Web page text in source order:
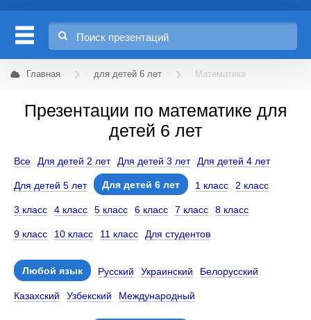
Главная для детей 6 лет Математика
Презентации по математике для
детей 6 лет
Все Для детей 2 лет Для детей 3 лет Для детей 4 лет
Для детей 5 лет Для детей 6 лет 1 класс 2 класс
3 класс 4 класс 5 класс 6 класс 7 класс 8 класс
9 класс 10 класс 11 класс Для студентов
Любой язык Русский Украинский Белорусский
Казахский Узбекский Международный